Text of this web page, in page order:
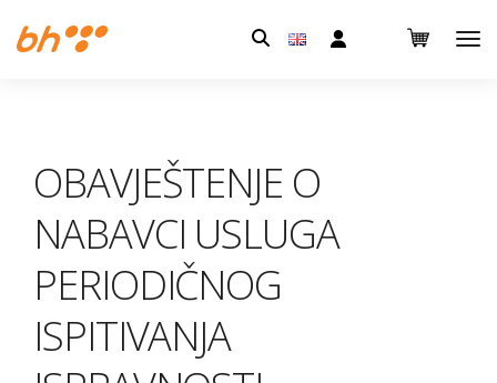
Pretraga:
OBAVJEŠTENJE O
NABAVCI USLUGA
PERIODIČNOG
ISPITIVANJA